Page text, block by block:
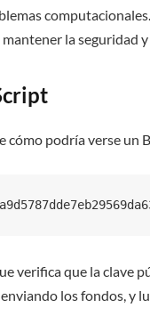
la seguridad
cómo podría verse un
verifica que la clave
los fondos, y